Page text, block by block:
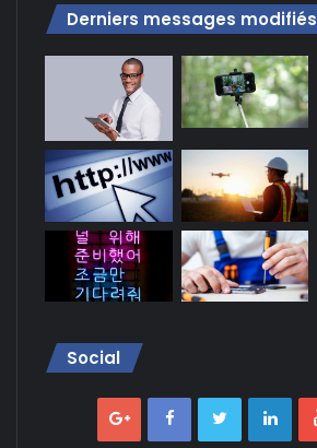
Derniers messages modifiés
Social